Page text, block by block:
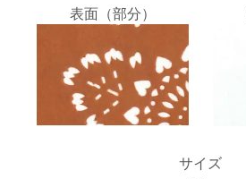
表面（部分）
サイズ